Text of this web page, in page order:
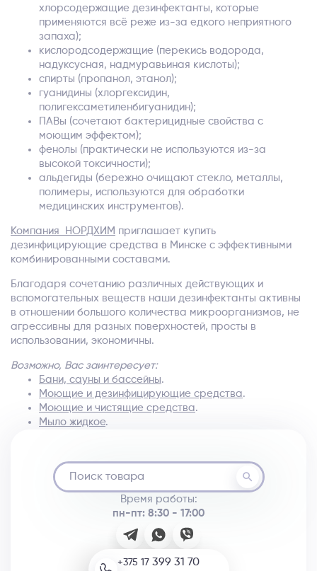
хлорсодержащие дезинфектанты, которые
применяются всё реже из-за едкого неприятного
запаха);
кислородсодержащие (перекись водорода,
надуксусная, надмуравьиная кислоты);
спирты (пропанол, этанол);
гуанидины (хлоргексидин,
полигексаметиленбигуанидин);
ПАВы (сочетают бактерицидные свойства с
моющим эффектом);
фенолы (практически не используются из-за
высокой токсичности);
альдегиды (бережно очищают стекло, металлы,
полимеры, используются для обработки
медицинских инструментов).
Компания НОРДХИМ приглашает купить
дезинфицирующие средства в Минске с эффективными
комбинированными составами.
Благодаря сочетанию различных действующих и
вспомогательных веществ наши дезинфектанты активны
в отношении большого количества микроорганизмов, не
агрессивны для разных поверхностей, просты в
использовании, экономичны.
Возможно, Вас заинтересует:
Бани, сауны и бассейны.
Моющие и дезинфицирующие средства.
Моющие и чистящие средства.
Мыло жидкое.
Время работы:
пн-пт: 8:30 - 17:00
+375 17 399 31 70